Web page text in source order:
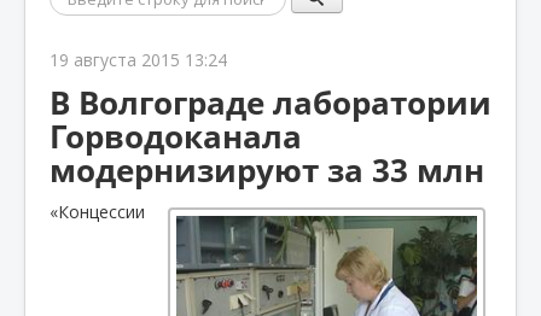
19 августа 2015 13:24
В Волгограде лаборатории
Горводоканала
модернизируют за 33 млн
«Концессии